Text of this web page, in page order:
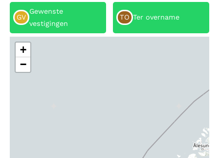
GV
Gewenste
vestigingen
TO Ter overname
+
−